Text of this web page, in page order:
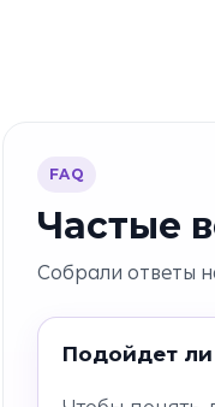
FAQ
Частые
Собрали ответы
Подойдет ли